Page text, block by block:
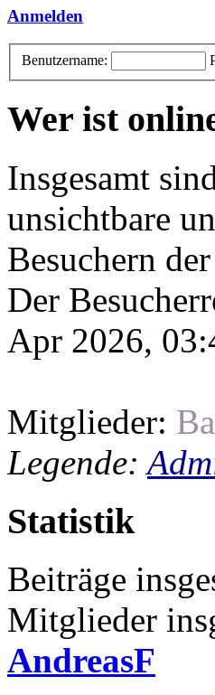
Anmelden
Benutzername:
Wer ist
Insgesamt
unsichtbare
Besuchern
Der
Apr 2026,
Mitglieder:
Legende:
Statistik
Beiträge
Mitglieder
AndreasF